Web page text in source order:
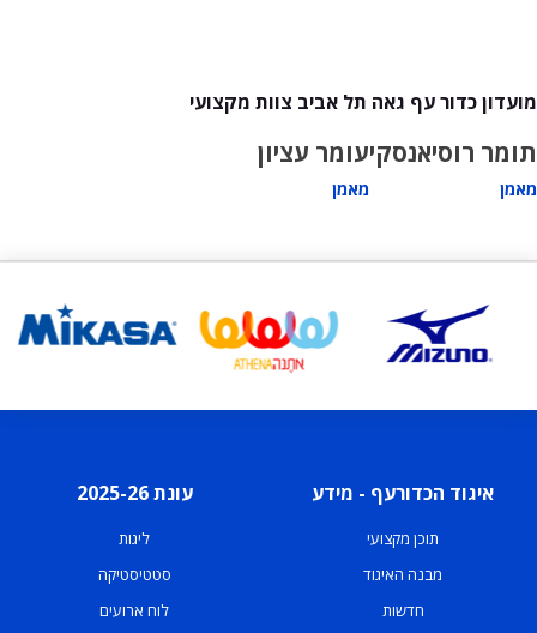
מועדון כדור עף גאה תל אביב צוות מקצועי
תומר רוסיאנסקי
מאמן
עומר עציון
מאמן
איגוד הכדורעף - מידע
תוכן מקצועי
מבנה האיגוד
חדשות
עונת 2025-26
ליגות
סטטיסטיקה
לוח ארועים